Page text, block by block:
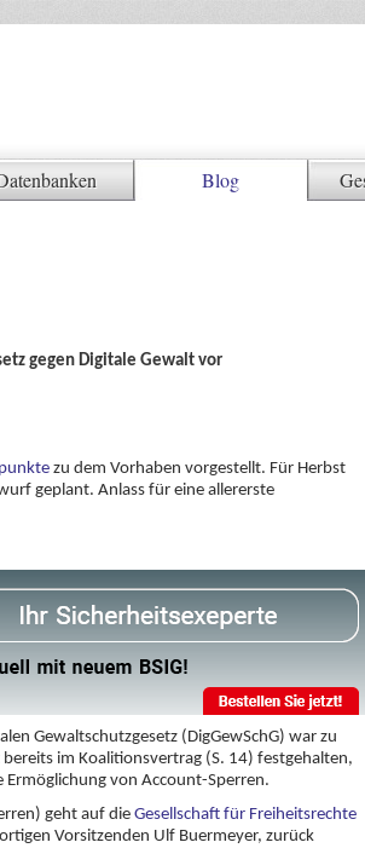
Blog
gegen Digitale Gewalt vor
zu dem Vorhaben vorgestellt. Für Herbst
geplant. Anlass für eine allererste
Gewaltschutzgesetz (DigGewSchG) war zu
im Koalitionsvertrag (S. 14) festgehalten,
von Account-Sperren.
geht auf die Gesellschaft für Freiheitsrechte
Vorsitzenden Ulf Buermeyer, zurück